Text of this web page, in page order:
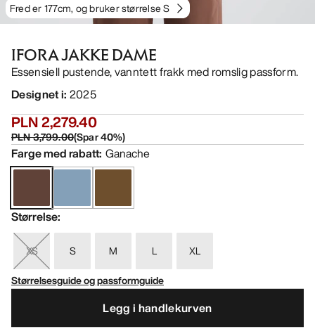
Fred er 177cm, og bruker størrelse S
IFORA JAKKE DAME
Essensiell pustende, vanntett frakk med romslig passform.
Designet i: 2025
PLN 2,279.40
PLN 3,799.00(Spar40%)
Farge med rabatt: Ganache
Størrelse:
XS S M L
XL
Størrelsesguide og passformguide
Legg i handlekurven